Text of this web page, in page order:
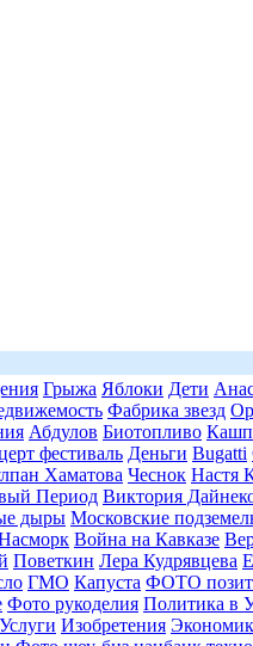
Грыжа Яблоки Дети
Фабрика звезд
Абдулов Биотопливо
фестиваль Деньги Bugatti
Хаматова Чеснок Настя
Период Виктория
дыры Московские
Война на Кавказе
Поветкин Лера Кудрявцева
ГМО Капуста ФОТО
Фото рукоделия Политика в
Услуги Изобретения